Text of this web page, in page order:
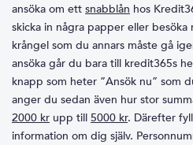
ansöka om ett snabblån hos
skicka in några papper eller
krångel som du annars måste gå
ansöka går du bara till kredit365s
knapp som heter ”Ansök nu” som
anger du sedan även hur stor
2000 kr upp till 5000 kr. Därefter
information om dig själv.